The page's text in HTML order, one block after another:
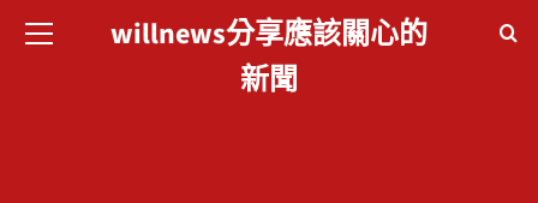
willnews分享應
willnews分享應該關心的
新聞